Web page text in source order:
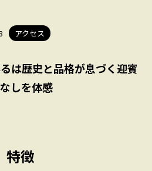
アクセス
は歴史と品格が息づく迎賓
しを体感
特徴